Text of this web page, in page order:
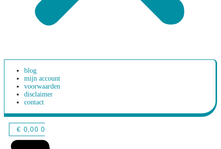
blog
mijn account
voorwaarden
disclaimer
contact
€ 0,00 0